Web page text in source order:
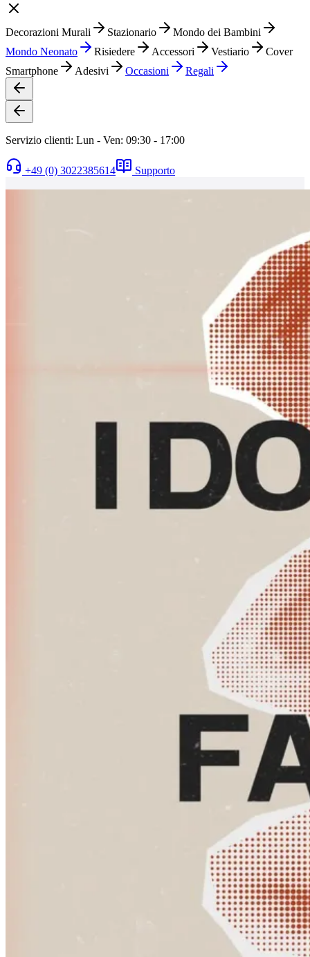
Decorazioni Murali Stazionario
Mondo dei Bambini
Mondo Neonato
Risiedere Accessori Vestiario
Cover
Smartphone
Adesivi Occasioni Regali
Servizio clienti: Lun - Ven: 09:30 - 17:00
+49 (0) 3022385614 Supporto